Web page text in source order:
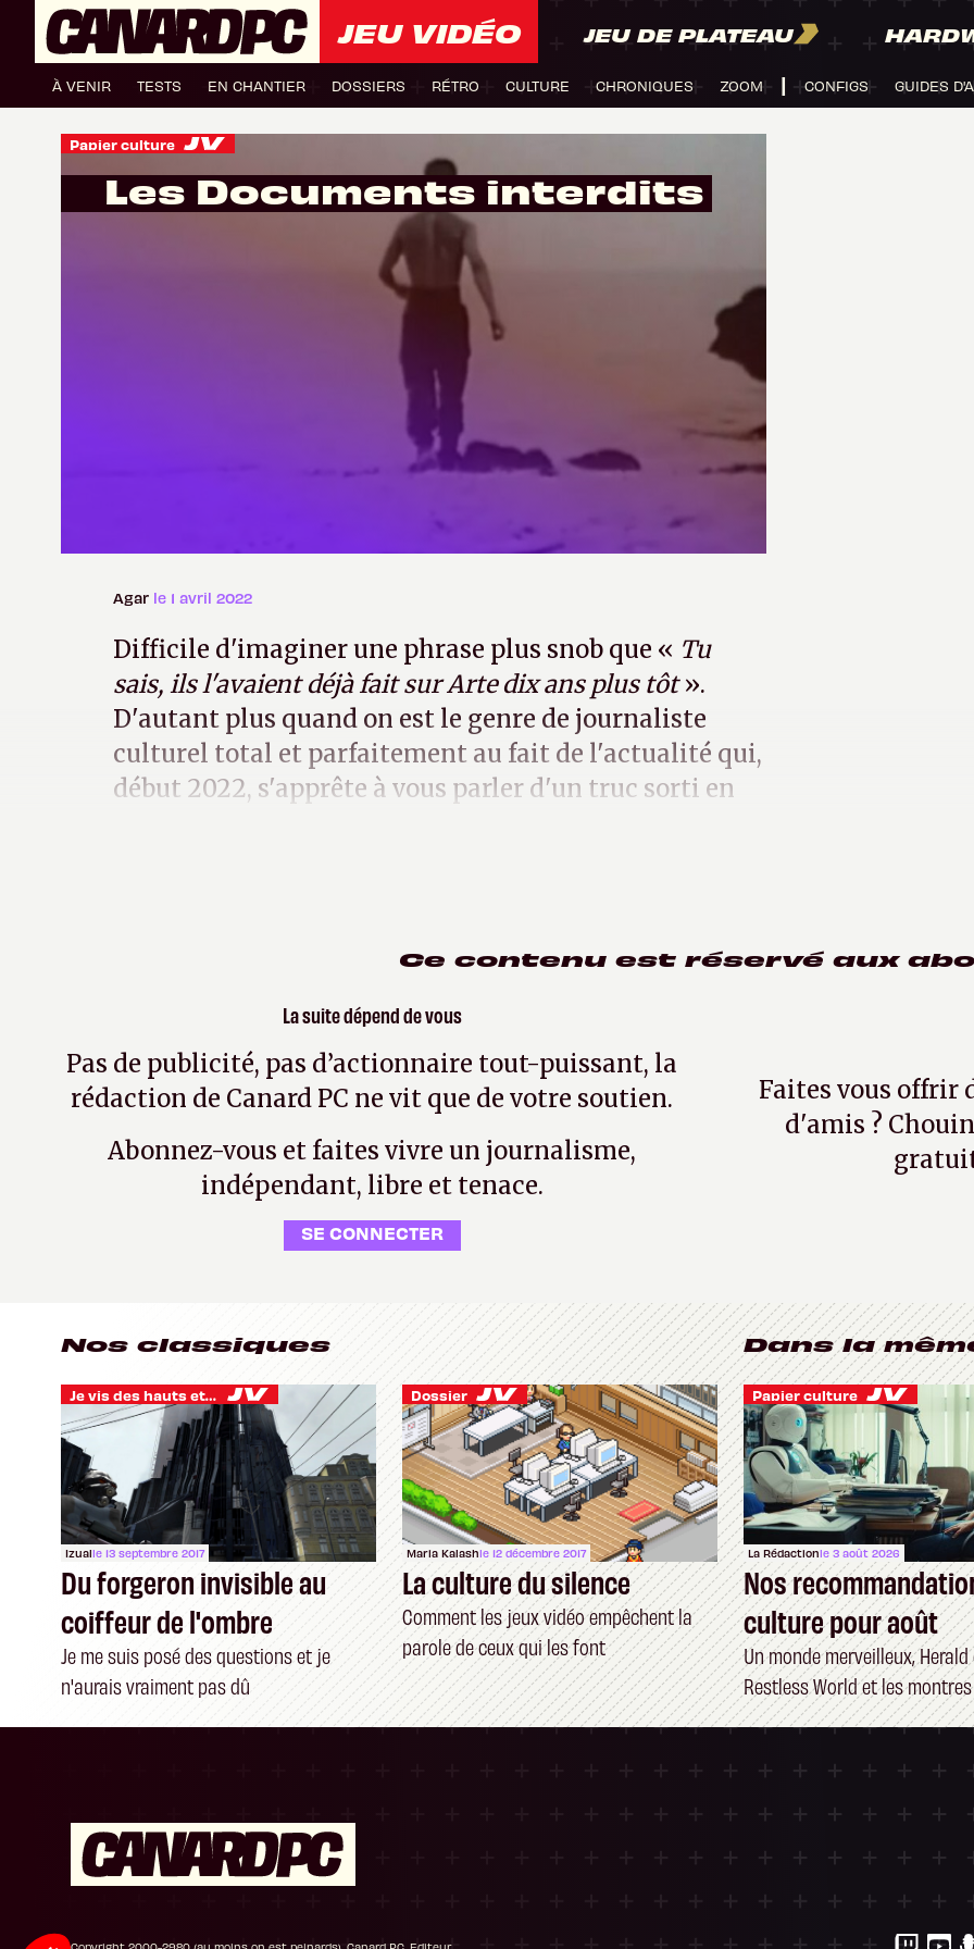
JEU VIDÉO JEU DE PLATEAU
À VENIR TESTS EN CHANTIER DOSSIERS RÉTRO CULTURE CHRONIQUES ZOOM CONFIGS GUIDES
Papier culture
Les Documents interdits
Agar le 1 avril 2022
Difficile d'imaginer une phrase plus snob que « Tu
sais, ils l'avaient déjà fait sur Arte dix ans plus tôt».
D'autant plus quand on est le genre de journaliste
culturel total et parfaitement au fait de l'actualité qui,
début 2022, s'apprête à vous parler d'un truc sorti en
Ce contenu est réservé aux
La suite dépend de vous
Pas de publicité, pas d’actionnaire tout-puissant, la
rédaction de Canard PC ne vit que de votre soutien.
Abonnez-vous et faites vivre un journalisme,
indépendant, libre et tenace.
SE CONNECTER
Faites vous offrir
d'amis ?
Nos classiques
Je vis des hauts et des bas
Izualle 13 septembre 2017
Du forgeron invisible au
coiffeur de l'ombre
Je me suis posé des questions et je
n'aurais vraiment pas dû
Dossier
Maria Kalashle 12 décembre 2017
La culture du silence
Comment les jeux vidéo empêchent la
parole de ceux qui les font
Dans la
Papier culture
La Rédactionle 3 août 2026
Nos
culture pour août
Un monde merveilleux,
Restless World et les
Notre plateforme vous permet d'adapter et de gérer vos paramètres de confidentialité,